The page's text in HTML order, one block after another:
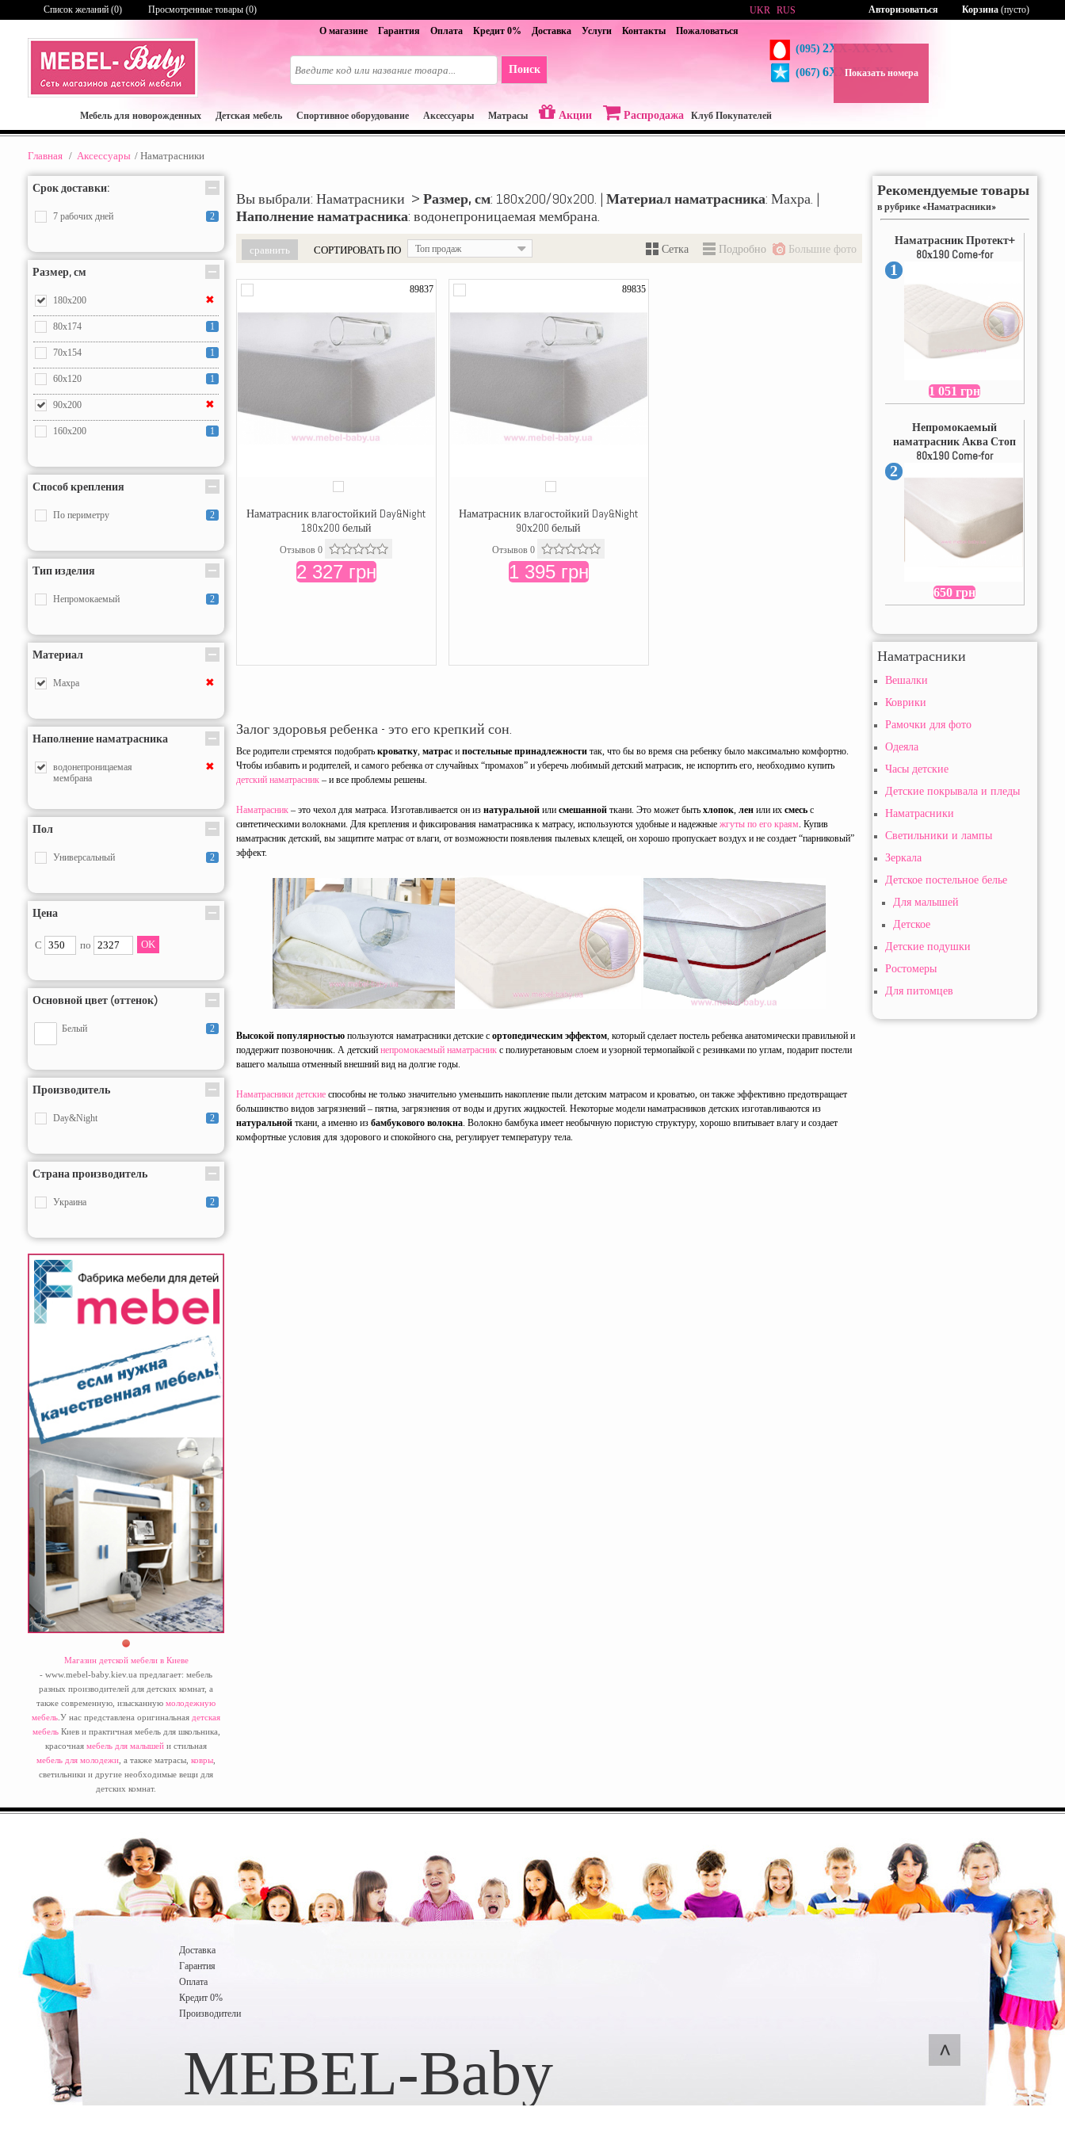
О магазине Гарантия Оплата Кредит 0% Доставка Услуги Контакты Пожаловаться
(095) 2XX-XX-XX
(067) 6XX-XX-XX
Показать номера
UKR RUS
Список желаний (0) Просмотренные товары (0) Корзина (пусто)
Авторизоваться
Мебель для новорожденных Детская мебель Спортивное оборудование Аксессуары Матрасы Акции Распродажа Клуб Покупателей
Главная / Аксессуары / Наматрасники
Срок доставки:
7 рабочих дней 2
Размер, см
180х200 ✖
80х174 1
70х154 1
60x120 1
90x200 ✖
160x200 1
Способ крепления
По периметру 2
Тип изделия
Непромокаемый 2
Материал
Махра ✖
Наполнение наматрасника
водонепроницаемая
мембрана
✖
Пол
Универсальный 2
Цена
С по
Основной цвет (оттенок)
Белый 2
Производитель
Day&Night 2
Страна производитель
Украина 2
Магазин детской мебели в Киеве
- www.mebel-baby.kiev.ua предлагает: мебель
разных производителей для детских комнат, а
также современную, изысканную молодежную
мебель .У нас представлена оригинальная детская
мебельКиев и практичная мебель для школьника,
красочная мебель для малышей и стильная
мебель для молодежи , а также матрасы, ковры
светильники и другие необходимые вещи для
детских комнат.
Вы выбрали: Наматрасники > Размер, см: 180х200/90x200. | Материал наматрасника: Махра. |
Наполнение наматрасника: водонепроницаемая мембрана.
СОРТИРОВАТЬ ПО Топ продаж Сетка Подробно Большие фото
89837
Наматрасник влагостойкий Day&Night
180х200 белый
Отзывов 0
2 327 грн
89835
Наматрасник влагостойкий Day&Night
90х200 белый
Отзывов 0
1 395 грн
Залог здоровья ребенка - это его крепкий сон.
Все родители стремятся подобрать кроватку, матрас и постельные принадлежности так, что бы во время сна ребенку было максимально комфортно.
Чтобы избавить и родителей, и самого ребенка от случайных “промахов” и уберечь любимый детский матрасик, не испортить его, необходимо купить
детский наматрасник – и все проблемы решены.
Наматрасник – это чехол для матраса. Изготавливается он из натуральной или смешанной ткани. Это может быть хлопок, лен или их смесь с
синтетическими волокнами. Для крепления и фиксирования наматрасника к матрасу, используются удобные и надежные жгуты по его краям. Купив
наматрасник детский, вы защитите матрас от влаги, от возможности появления пылевых клещей, он хорошо пропускает воздух и не создает “парниковый”
эффект.
Высокой популярностью пользуются наматрасники детские с ортопедическим эффектом, который сделает постель ребенка анатомически правильной и
поддержит позвоночник. А детский непромокаемый наматрасник с полиуретановым слоем и узорной термопайкой с резинками по углам, подарит постели
вашего малыша отменный внешний вид на долгие годы.
Наматрасники детские способны не только значительно уменьшить накопление пыли детским матрасом и кроватью, он также эффективно предотвращает
большинство видов загрязнений – пятна, загрязнения от воды и других жидкостей. Некоторые модели наматрасников детских изготавливаются из
натуральной ткани, а именно из бамбукового волокна. Волокно бамбука имеет необычную пористую структуру, хорошо впитывает влагу и создает
комфортные условия для здорового и спокойного сна, регулирует температуру тела.
Рекомендуемые товары
в рубрике «Наматрасники»
Наматрасник Протект+
80х190 Come-for
1
1 051 грн
Непромокаемый
наматрасник Аква Стоп
80х190 Come-for
2
650 грн
Наматрасники
Вешалки
Коврики
Рамочки для фото
Одеяла
Часы детские
Детские покрывала и пледы
Наматрасники
Светильники и лампы
Зеркала
Детское постельное белье
Для малышей
Детское
Детские подушки
Ростомеры
Для питомцев
Доставка
Гарантия
Оплата
Кредит 0%
Производители
MEBEL-Baby